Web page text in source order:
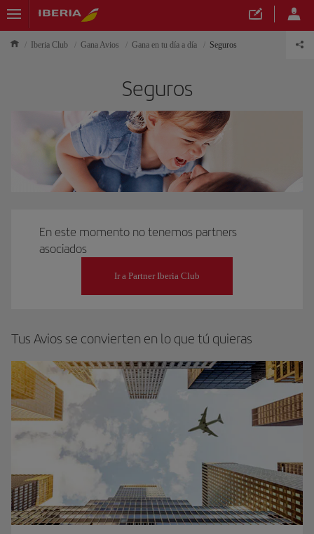
Iberia Club Gana Avios Gana en tu día a día Seguros
Seguros
En este momento no tenemos partners
asociados
Ir a Partner Iberia Club
Tus Avios se convierten en lo que tú quieras